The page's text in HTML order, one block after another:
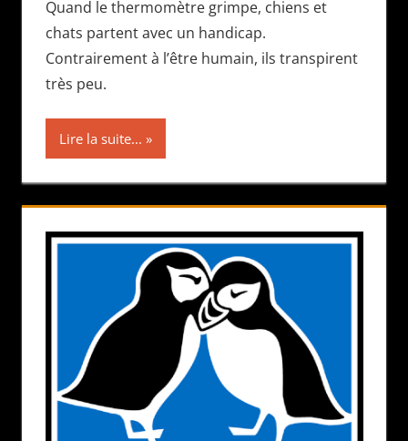
Quand le thermomètre grimpe, chiens et
chats partent avec un handicap.
Contrairement à l’être humain, ils transpirent
très peu.
Lire la suite...